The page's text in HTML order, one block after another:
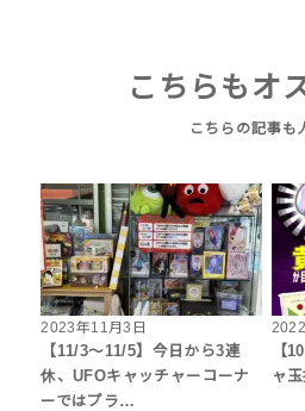
こちらもオ
2023年11月3日
【11/3～11/5】今日から3連
休、UFOキャッチャーコーナ
ーではプラ…
【
ャ